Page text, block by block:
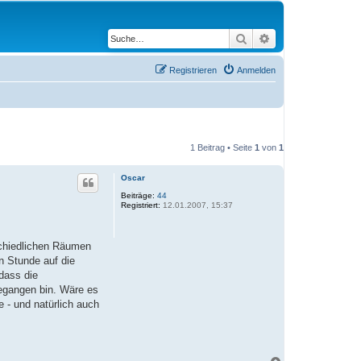
Suche
Anmelden
Registrieren
1 Beitrag • Seite 1 von 1
Oscar
Beiträge: 44
Registriert: 12.01.2007, 15:37
Räumen
Stunde auf die
die
bin. Wäre es
- und natürlich auch